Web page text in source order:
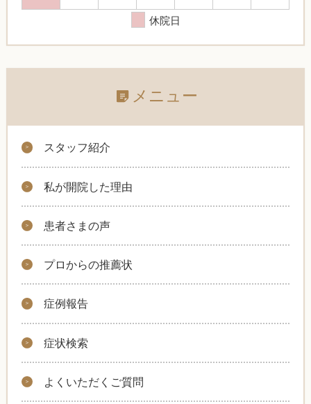
休院日
メニュー
スタッフ紹介
私が開院した理由
患者さまの声
プロからの推薦状
症例報告
症状検索
よくいただくご質問